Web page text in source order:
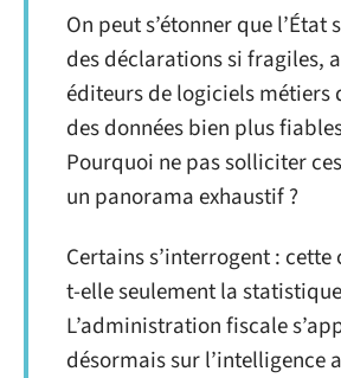
On peut s’étonner que l’État
des déclarations si fragiles,
éditeurs de logiciels métiers
des données bien plus
Pourquoi ne pas solliciter
un panorama exhaustif ?
Certains s’interrogent :
t-elle seulement la
L’administration fiscale
désormais sur l’intelligence